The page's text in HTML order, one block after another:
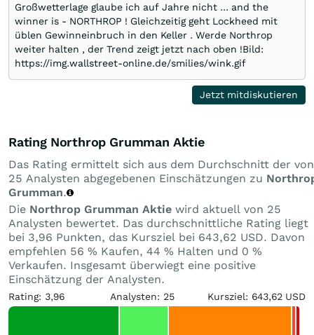
Großwetterlage glaube ich auf Jahre nicht ... and the
winner is - NORTHROP ! Gleichzeitig geht Lockheed mit
üblen Gewinneinbruch in den Keller . Werde Northrop
weiter halten , der Trend zeigt jetzt nach oben !Bild:
https://img.wallstreet-online.de/smilies/wink.gif
Jetzt mitdiskutieren
Rating Northrop Grumman Aktie
Das Rating ermittelt sich aus dem Durchschnitt der von
25 Analysten abgegebenen Einschätzungen zu
Grumman.
Die Northrop Grumman Aktie wird aktuell von 25
Analysten bewertet. Das durchschnittliche Rating liegt
bei 3,96 Punkten, das Kursziel bei 643,62 USD. Davon
empfehlen 56 % Kaufen, 44 % Halten und 0 %
Verkaufen. Insgesamt überwiegt eine positive
Einschätzung der Analysten.
Rating: 3,96 Analysten: 25 Kursziel: 643,62 USD